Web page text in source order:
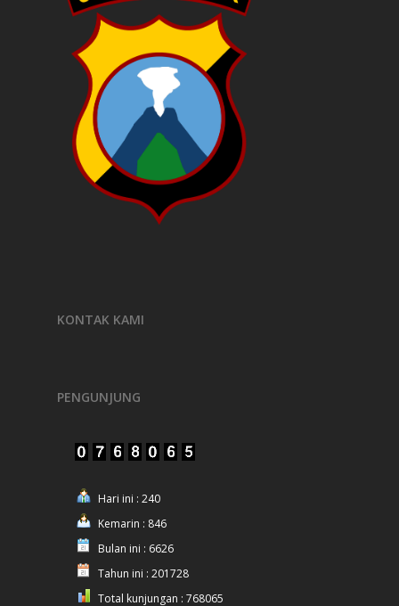
KONTAK KAMI
PENGUNJUNG
Hari ini : 240
Kemarin : 846
Bulan ini : 6626
Tahun ini : 201728
Total kunjungan : 768065